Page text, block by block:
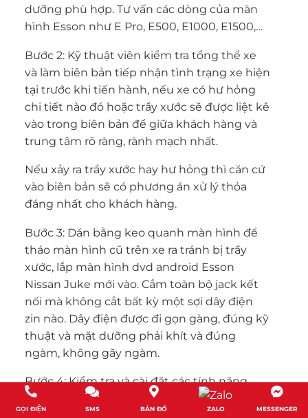
dưỡng phù hợp. Tư vấn các dòng của màn
hình Esson như E Pro, E500, E1000, E1500,…
Bước 2: Kỹ thuật viên kiểm tra tổng thể xe
và làm biên bản tiếp nhận tình trạng xe hiện
tại trước khi tiến hành, nếu xe có hư hỏng
chi tiết nào đó hoặc trầy xước sẽ được liệt kê
vào trong biên bản để giữa khách hàng và
trung tâm rõ ràng, rành mạch nhất.
Nếu xảy ra trầy xước hay hư hỏng thì căn cứ
vào biên bản sẽ có phương án xử lý thỏa
đáng nhất cho khách hàng.
Bước 3: Dán bằng keo quanh màn hình để
tháo màn hình cũ trên xe ra tránh bị trầy
xước, lắp màn hình dvd android Esson
Nissan Juke mới vào. Cắm toàn bộ jack kết
nối mà không cắt bất kỳ một sợi dây điện
zin nào. Dây điện được đi gọn gàng, đúng kỹ
thuật và mặt dưỡng phải khít và đúng
ngàm, không gãy ngàm.
Bước 4: Kiểm tra và cài đặt các tính năng,
phần mềm vào màn hình.
GỌI ĐIỆN SMS BẢN ĐỒ ZALO MESSENGER